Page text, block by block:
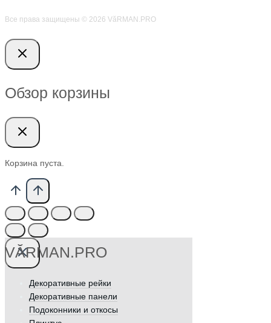
Все права защищены © 2026 VӑRMAN.PRO
Обзор корзины
Корзина пуста.
VӐRMAN.PRO
Декоративные рейки
Декоративные панели
Подоконники и откосы